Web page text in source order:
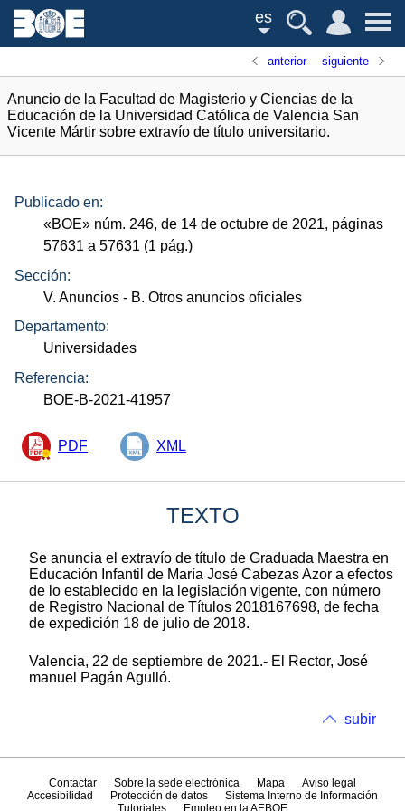
es
anterior siguiente
Anuncio de la Facultad de Magisterio y Ciencias de la
Educación de la Universidad Católica de Valencia San
Vicente Mártir sobre extravío de título universitario.
Publicado en:
«BOE» núm. 246, de 14 de octubre de 2021, páginas
57631 a 57631 (1 pág.)
Sección:
V. Anuncios - B. Otros anuncios oficiales
Departamento:
Universidades
Referencia:
BOE-B-2021-41957
PDF XML
TEXTO
Se anuncia el extravío de título de Graduada Maestra en
Educación Infantil de María José Cabezas Azor a efectos
de lo establecido en la legislación vigente, con número
de Registro Nacional de Títulos 2018167698, de fecha
de expedición 18 de julio de 2018.
Valencia, 22 de septiembre de 2021.- El Rector, José
manuel Pagán Agulló.
subir
Contactar Sobre la sede electrónica Mapa
Aviso legal
Accesibilidad
Protección de datos
Sistema Interno de Información